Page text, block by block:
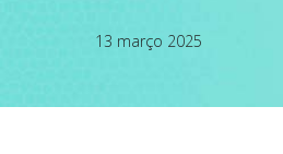
13 março 2025